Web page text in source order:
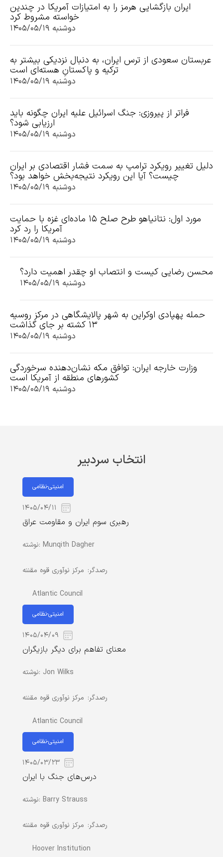
ایران بازگشایی هرمز را به امتیازات آمریکا در چندین
خواسته مشروط کرد
دوشنبه ۱۴۰۵/۰۵/۱۹
عربستان سعودی از ترس ایران، به دنبال نزدیکی بیشتر به
ترکیه و پاکستانِ هسته‌ای است
دوشنبه ۱۴۰۵/۰۵/۱۹
فراتر از پیروزی: جنگ اسرائیل علیه ایران چگونه باید
ارزیابی شود؟
دوشنبه ۱۴۰۵/۰۵/۱۹
دلیل تغییر رویکرد ترامپ به سمت فشار اقتصادی بر ایران
چیست؟ آیا این رویکرد نتیجه‌بخش خواهد بود؟
دوشنبه ۱۴۰۵/۰۵/۱۹
مورد اول: نتانیاهو طرح صلح ۱۵ ماده‌ای غزه با حمایت
آمریکا را رد کرد
دوشنبه ۱۴۰۵/۰۵/۱۹
محسن رضایی کیست و انتصاب او چقدر اهمیت دارد؟
دوشنبه ۱۴۰۵/۰۵/۱۹
حمله پهپادی اوکراین به شهر پالایشگاهی در مرکز روسیه
۱۳ کشته بر جای گذاشت
دوشنبه ۱۴۰۵/۰۵/۱۹
وزارت خارجه ایران: توافق مکه نشان‌دهنده سرخوردگی
کشورهای منطقه از آمریکا است
دوشنبه ۱۴۰۵/۰۵/۱۹
انتخاب سردبیر
امنیتی-نظامی
۱۴۰۵/۰۴/۱۱
رهبری سوم ایران و مقاومت عراق
نوشته: Munqith Dagher
رصدگر: مرکز نوآوری قوه مقننه
Atlantic Council
امنیتی-نظامی
۱۴۰۵/۰۴/۰۹
معنای تفاهم برای دیگر بازیگران
نوشته: Jon Wilks
رصدگر: مرکز نوآوری قوه مقننه
Atlantic Council
امنیتی-نظامی
۱۴۰۵/۰۳/۲۳
درس‌های جنگ با ایران
نوشته: Barry Strauss
رصدگر: مرکز نوآوری قوه مقننه
Hoover Institution